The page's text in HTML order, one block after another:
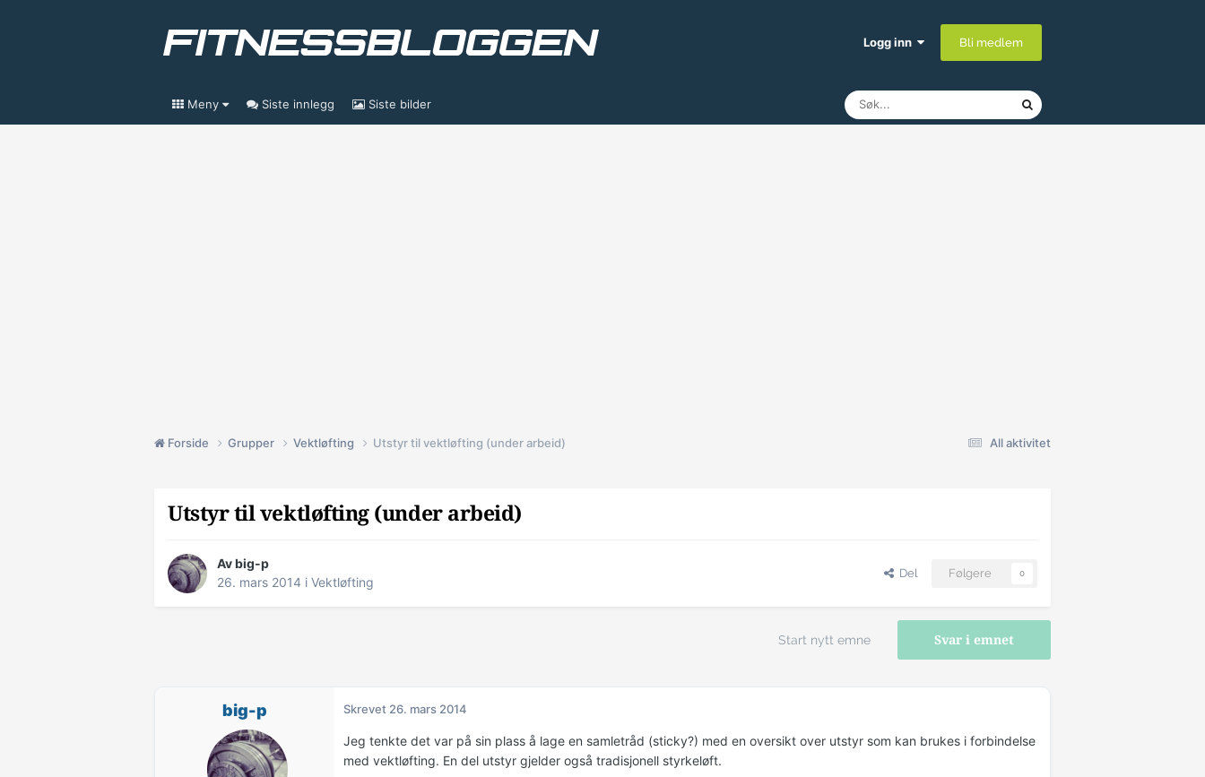
Logg inn Bli medlem
Meny Siste innlegg Siste bilder
All aktivitet
Forside Grupper Vektløfting Utstyr til vektløfting (under arbeid)
Utstyr til vektløfting (under arbeid)
Avbig-p
26. mars 2014 i Vektløfting
Del Følgere 0
Svar i emnet
Start nytt emne
big-p Skrevet 26. mars 2014
Jeg tenkte det var på sin plass å lage en samletråd (sticky?) med en oversikt over utstyr som kan brukes i forbindelse
med vektløfting. En del utstyr gjelder også tradisjonell styrkeløft.